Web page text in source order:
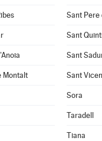
Sant Pere
Sant
Sant
Montalt Sant
Sora
Taradell
Tiana